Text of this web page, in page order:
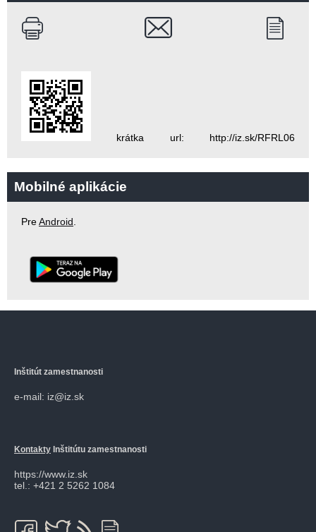
krátka url: http://iz.sk/RFRL06
Mobilné aplikácie
PreAndroid.
Inštitút zamestnanosti
e-mail: iz@iz.sk
Kontakty Inštitútu zamestnanosti
https://www.iz.sk
tel.: +421 2 5262 1084